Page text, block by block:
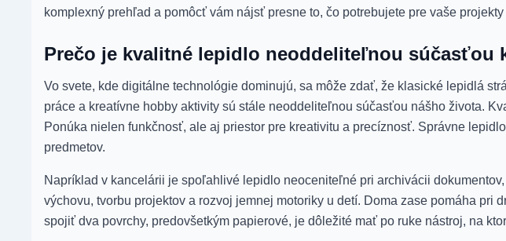
komplexný prehľad a pomôcť vám nájsť presne to, čo potrebujete pre vaše
Prečo je kvalitné lepidlo neoddeliteľnou súčasťou
Vo svete, kde digitálne technológie dominujú, sa môže zdať, že klasické lepidlá
práce a kreatívne hobby aktivity sú stále neoddeliteľnou súčasťou nášho života.
Ponúka nielen funkčnosť, ale aj priestor pre kreativitu a precíznosť. Správne
predmetov.
Napríklad v kancelárii je spoľahlivé lepidlo neoceniteľné pri archivácii
výchovu, tvorbu projektov a rozvoj jemnej motoriky u detí. Doma zase pomáha
spojiť dva povrchy, predovšetkým papierové, je dôležité mať po ruke nástroj, na